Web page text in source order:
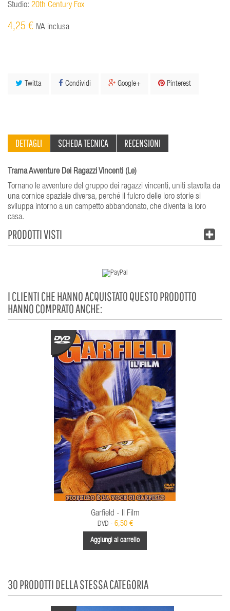
Studio: 20th Century Fox
4,25 € IVA inclusa
Twitta Condividi Google+ Pinterest
DETTAGLI SCHEDA TECNICA RECENSIONI
Trama Avventure Dei Ragazzi Vincenti (Le)
Tornano le avventure del gruppo dei ragazzi vincenti, uniti stavolta da
una cornice spaziale diversa, perché il fulcro delle loro storie si
sviluppa intorno a un campetto abbandonato, che diventa la loro
casa.
PRODOTTI VISTI
I CLIENTI CHE HANNO ACQUISTATO QUESTO PRODOTTO
HANNO COMPRATO ANCHE:
Garfield - Il Film
DVD - 6,50 €
Aggiungi al carrello
30 PRODOTTI DELLA STESSA CATEGORIA